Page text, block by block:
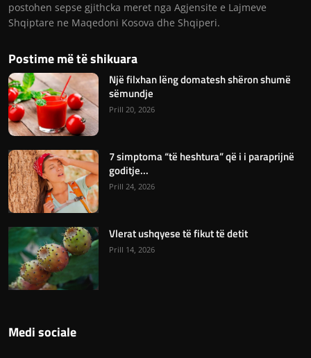
postohen sepse gjithcka meret nga Agjensite e Lajmeve
Shqiptare ne Maqedoni Kosova dhe Shqiperi.
Postime më të shikuara
Një filxhan lëng domatesh shëron shumë
sëmundje
Prill 20, 2026
7 simptoma “të heshtura” që i i paraprijnë
goditje...
Prill 24, 2026
Vlerat ushqyese të fikut të detit
Prill 14, 2026
Medi sociale